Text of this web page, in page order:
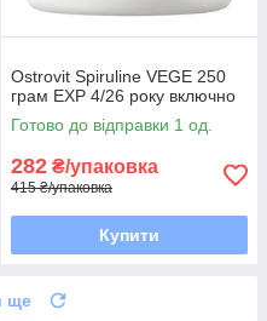
Ostrovit Spiruline VEGE 250
грам EXP 4/26 року включно
Готово до відправки 1 од.
282 ₴/упаковка
415 ₴/упаковка
Купити
ще